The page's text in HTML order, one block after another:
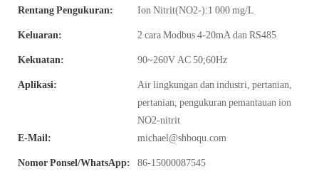
Rentang Pengukuran: Ion Nitrit(NO2-):1 000 mg/L
Keluaran: 2 cara Modbus 4-20mA dan RS485
Kekuatan: 90~260V AC 50;60Hz
Aplikasi:
Air lingkungan dan industri, pertanian,
pertanian, pengukuran pemantauan ion
NO2-nitrit
E-Mail:
michael@shboqu.com
Nomor Ponsel/WhatsApp: 86-15000087545